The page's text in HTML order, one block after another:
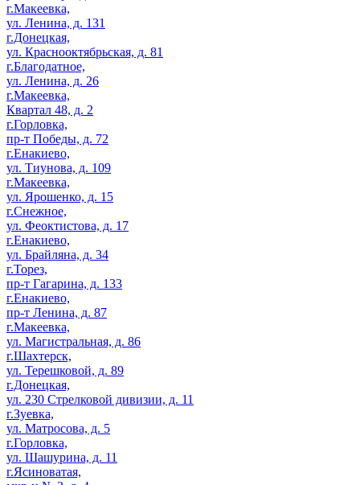
г.Макеевка,
ул. Ленина, д. 131
г.Донецкая,
ул. Краснооктябрьская, д. 81
г.Благодатное,
ул. Ленина, д. 26
г.Макеевка,
Квартал 48, д. 2
г.Горловка,
пр-т Победы, д. 72
г.Енакиево,
ул. Тиунова, д. 109
г.Макеевка,
ул. Ярошенко, д. 15
г.Снежное,
ул. Феоктистова, д. 17
г.Енакиево,
ул. Брайляна, д. 34
г.Торез,
пр-т Гагарина, д. 133
г.Енакиево,
пр-т Ленина, д. 87
г.Макеевка,
ул. Магистральная, д. 86
г.Шахтерск,
ул. Терешковой, д. 89
г.Донецкая,
ул. 230 Стрелковой дивизии, д. 11
г.Зуевка,
ул. Матросова, д. 5
г.Горловка,
ул. Шашурина, д. 11
г.Ясиноватая,